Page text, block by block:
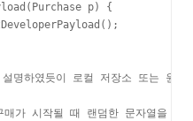
p) {
명하였듯이 로컬 저장소 또는 원
가 시작될 때 랜덤한 문자열을 생